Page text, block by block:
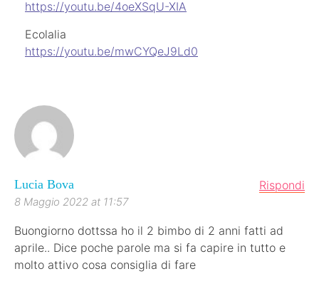
https://youtu.be/4oeXSqU-XIA
Ecolalia
https://youtu.be/mwCYQeJ9Ld0
Lucia Bova
8 Maggio 2022 at 11:57
Rispondi
Buongiorno dottssa ho il 2 bimbo di 2 anni fatti ad
aprile.. Dice poche parole ma si fa capire in tutto e
molto attivo cosa consiglia di fare